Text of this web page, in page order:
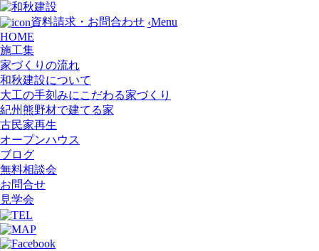
資料請求・お問合わせ ‹Menu
HOME
施工集
家づくりの流れ
和秋建設について
大工の手刻みにこだわる家づくり
紀州熊野材で建てる家
古民家再生
オープンハウス
ブログ
無料相談会
お問合せ
見学会